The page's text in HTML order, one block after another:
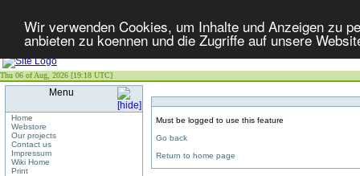
Wir verwenden Cookies, um Inhalte und Anzeigen zu
anbieten zu koennen und die Zugriffe auf unsere
Thu 06 of Aug, 2026 [19:18 UTC]
Menu
Home
Webstore
Our projects
Contact us
Impressum
Wiki Home
Print
Must be logged to use this feature
Go back
Return to home page